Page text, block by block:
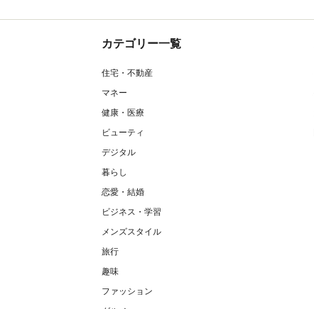
カテゴリー一覧
住宅・不動産
マネー
健康・医療
ビューティ
デジタル
暮らし
恋愛・結婚
ビジネス・学習
メンズスタイル
旅行
趣味
ファッション